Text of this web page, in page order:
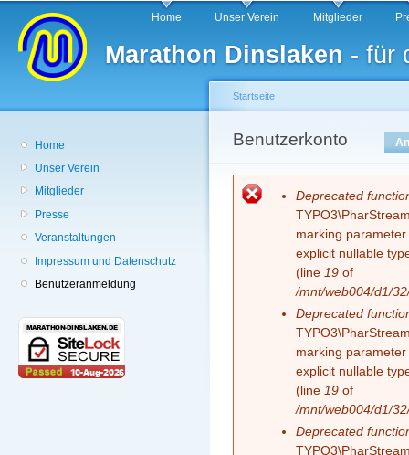
Marathon Dinslaken - für
Hauptmenü Home Unser Verein Mitglieder
Home
Unser Verein
Mitglieder
Presse
Veranstaltungen
Impressum und Datenschutz
Benutzeranmeldung
Sie sind hier
Startseite
Benutzerkonto
Haupt-Reiter
Fehlermeldung
Deprecated
marking
explicit nullable
(line 19 of
/mnt/web004/d1/
Deprecated
marking
explicit nullable
(line 19 of
/mnt/web004/d1/
Deprecated